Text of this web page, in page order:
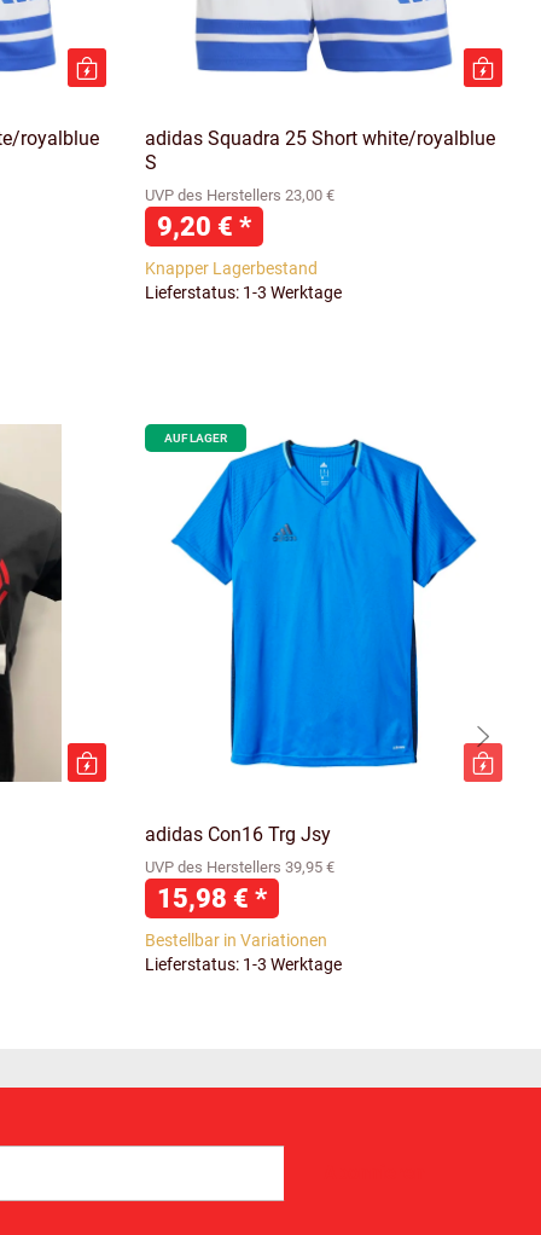
royalblue
adidas Squadra 25 Short white/royalblue
S
UVP des Herstellers 23,00 €
9,20 € *
Knapper Lagerbestand
Lieferstatus: 1-3 Werktage
AUF LAGER
adidas Con16 Trg Jsy
UVP des Herstellers 39,95 €
15,98 € *
Bestellbar in Variationen
Lieferstatus: 1-3 Werktage